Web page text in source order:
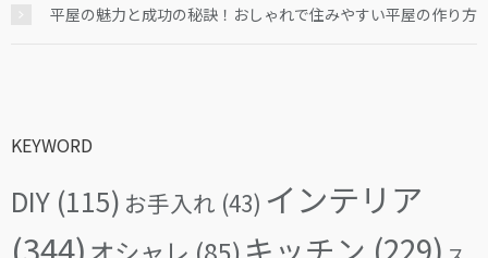
平屋の魅力と成功の秘訣！おしゃれで住みやすい平屋の作り方
KEYWORD
DIY (115) お手入れ (43) インテリア
(344)